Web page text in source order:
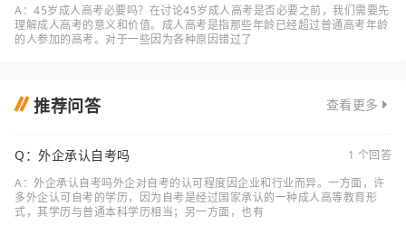
A：45岁成人高考必要吗？在讨论45岁成人高考是否必要之前，我们需要先
理解成人高考的意义和价值。成人高考是指那些年龄已经超过普通高考年龄
的人参加的高考。对于一些因为各种原因错过了
推荐问答 查看更多
Q：外企承认自考吗
1 个回答
A：外企承认自考吗外企对自考的认可程度因企业和行业而异。一方面，许
多外企认可自考的学历，因为自考是经过国家承认的一种成人高等教育形
式，其学历与普通本科学历相当；另一方面，也有